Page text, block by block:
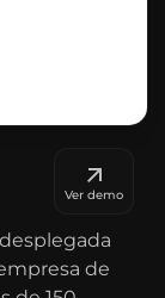
Ver demo
de